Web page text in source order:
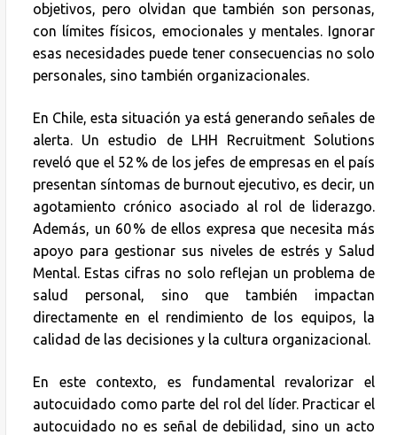
objetivos, pero olvidan que también son personas,
con límites físicos, emocionales y mentales. Ignorar
esas necesidades puede tener consecuencias no solo
personales, sino también organizacionales.
En Chile, esta situación ya está generando señales de
alerta. Un estudio de LHH Recruitment Solutions
reveló que el 52 % de los jefes de empresas en el país
presentan síntomas de burnout ejecutivo, es decir, un
agotamiento crónico asociado al rol de liderazgo.
Además, un 60 % de ellos expresa que necesita más
apoyo para gestionar sus niveles de estrés y Salud
Mental. Estas cifras no solo reflejan un problema de
salud personal, sino que también impactan
directamente en el rendimiento de los equipos, la
calidad de las decisiones y la cultura organizacional.
En este contexto, es fundamental revalorizar el
autocuidado como parte del rol del líder. Practicar el
autocuidado no es señal de debilidad, sino un acto